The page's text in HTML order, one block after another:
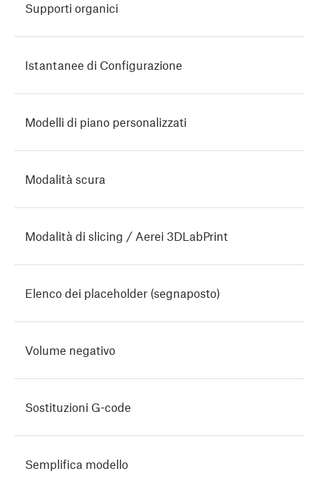
Supporti organici
Istantanee di Configurazione
Modelli di piano personalizzati
Modalità scura
Modalità di slicing / Aerei 3DLabPrint
Elenco dei placeholder (segnaposto)
Volume negativo
Sostituzioni G-code
Semplifica modello